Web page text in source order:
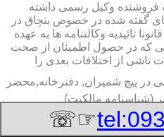
وکیل رسمی داشته
گفته شده در خصوص بنچاق در
تائیدیه وکالتنامه ها به عهده
که در حصول اطمینان از صحت
ناشی از اختلافات بعدی را
مراکز تعویض پلاک حاوی
در پیچ شمیران, دفترخانه,محضر
☞☏